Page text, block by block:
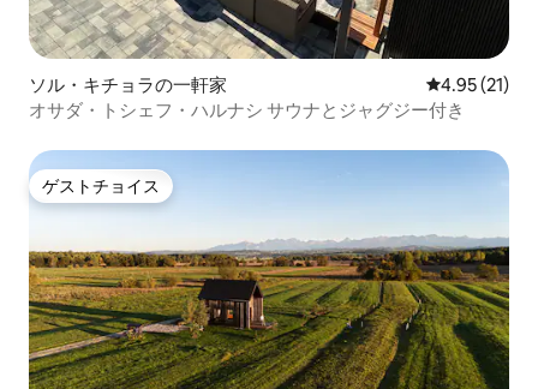
ソル・キチョラの一軒家 レビュー21
4.95 (21)
オサダ・トシェフ・ハルナシ サウナとジャグジー付き
ゲストチョイス
ゲストチョイス